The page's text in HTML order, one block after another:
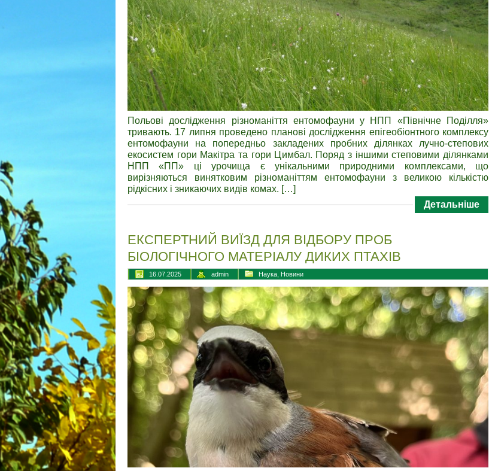
Польові дослідження різноманіття ентомофауни у НПП «Північне Поділля»
тривають. 17 липня проведено планові дослідження епігеобіонтного комплексу
ентомофауни на попередньо закладених пробних ділянках лучно-степових
екосистем гори Макітра та гори Цимбал. Поряд з іншими степовими ділянками
НПП «ПП» ці урочища є унікальними природними комплексами, що
вирізняються винятковим різноманіттям ентомофауни з великою кількістю
рідкісних і зникаючих видів комах. […]
Детальніше
ЕКСПЕРТНИЙ ВИЇЗД ДЛЯ ВІДБОРУ ПРОБ
БІОЛОГІЧНОГО МАТЕРІАЛУ ДИКИХ ПТАХІВ
16.07.2025 admin Наука Новини